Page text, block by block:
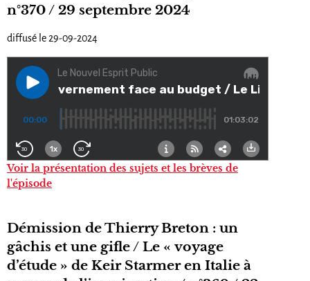
n°370 / 29 septembre 2024
diffusé le 29-09-2024
Voir la présentation des sujets et les brèves de
l'épisode
Démission de Thierry Breton : un
gâchis et une gifle / Le « voyage
d’étude » de Keir Starmer en Italie à